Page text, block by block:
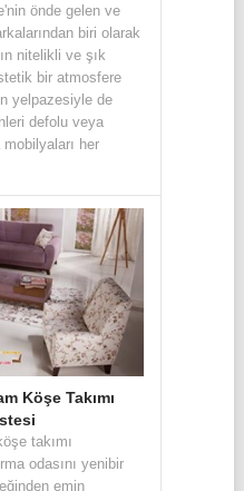
önde gelen ve
biri olarak
nitelikli ve şık
bir atmosfere
yelpazesiyle de
defolu veya
her
Köşe Takımı
takımı
odasını yenibir
emin